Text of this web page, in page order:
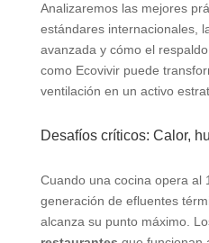
Analizaremos las mejores
estándares internacionales,
avanzada y cómo el
como Ecovivir puede
ventilación en un activo
Desafíos críticos: Calor,
Cuando una cocina opera al
generación de efluentes
alcanza su punto máximo.